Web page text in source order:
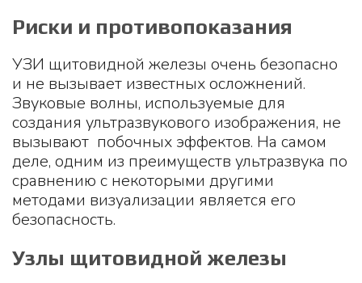
Риски и противопоказания
УЗИ щитовидной железы очень безопасно
и не вызывает известных осложнений.
Звуковые волны, используемые для
создания ультразвукового изображения, не
вызывают побочных эффектов. На самом
деле, одним из преимуществ ультразвука по
сравнению с некоторыми другими
методами визуализации является его
безопасность.
Узлы щитовидной железы